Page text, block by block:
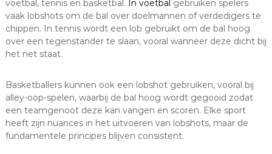
voetbal, tennis en basketbal. In voetbal gebruiken spelers
vaak lobshots om de bal over doelmannen of verdedigers te
chippen. In tennis wordt een lob gebruikt om de bal hoog
over een tegenstander te slaan, vooral wanneer deze dicht bij
het net staat.
Basketballers kunnen ook een lobshot gebruiken, vooral bij
alley-oop-spelen, waarbij de bal hoog wordt gegooid zodat
een teamgenoot deze kan vangen en scoren. Elke sport
heeft zijn nuances in het uitvoeren van lobshots, maar de
fundamentele principes blijven consistent.